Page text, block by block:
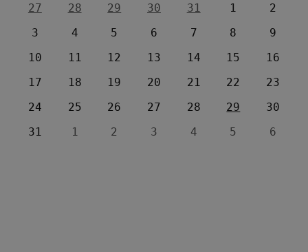
27
28 29 30 31 1
2
3
4 5 6 7 8
9
10
11 12 13 14 15
16
17
18 19 20 21 22
23
24
25 26 27 28 29
30
31
1 2 3 4 5 6